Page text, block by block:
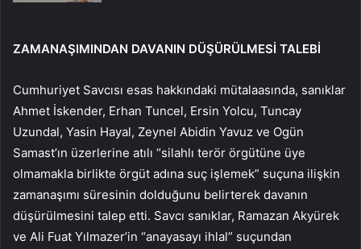
ZAMANAŞIMINDAN DAVANIN DÜŞÜRÜLMESİ TALEBİ
Cumhuriyet Savcısı esas hakkındaki mütalaasında, sanıklar
Ahmet İskender, Erhan Tuncel, Ersin Yolcu, Tuncay
Uzundal, Yasin Hayal, Zeynel Abidin Yavuz ve Ogün
Samast’ın üzerlerine atılı “silahlı terör örgütüne üye
olmamakla birlikte örgüt adına suç işlemek” suçuna ilişkin
zamanaşımı süresinin dolduğunu belirterek davanın
düşürülmesini talep etti. Savcı sanıklar, Ramazan Akyürek
ve Ali Fuat Yılmazer’in “anayasayı ihlal” suçundan